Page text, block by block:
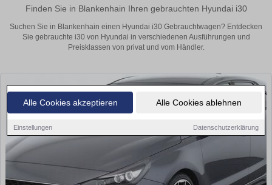
Alle Cookies akzeptieren Alle Cookies ablehnen
Einstellungen Datenschutzerklärung
Finden Sie in Blankenhain Ihren gebrauchten Hyundai i30
Suchen Sie in Blankenhain einen Hyundai i30 Gebrauchtwagen? Entdecken
Sie gebrauchte i30 von Hyundai in verschiedenen Ausführungen und
Preisklassen von privat und vom Händler.